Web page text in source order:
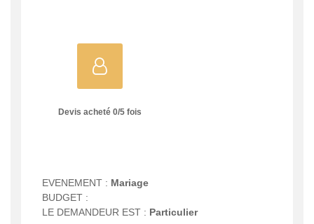
Devis acheté 0/5fois
EVENEMENT : Mariage
BUDGET :
LE DEMANDEUR EST : Particulier